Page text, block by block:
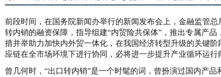
前段时间，在国务院新闻办举行的新闻发布会上，金融监管
转内销的融资保障，指导组建“内贸险共保体”，推出专属产
措并举助力加快内外贸一体化，在我国经济转型升级的关键
应链在全市场环境下进行协同，必将进一步提升产业循环运行
曾几何时，“出口转内销”是一个时髦的词，曾扮演过国内产